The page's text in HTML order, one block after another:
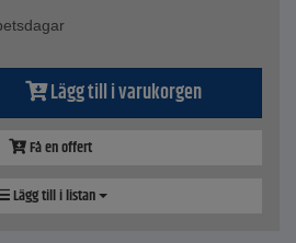
Lägg till i varukorgen
Få en offert
Lägg till i listan